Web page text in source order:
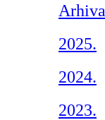
Arhiva
2025.
2024.
2023.